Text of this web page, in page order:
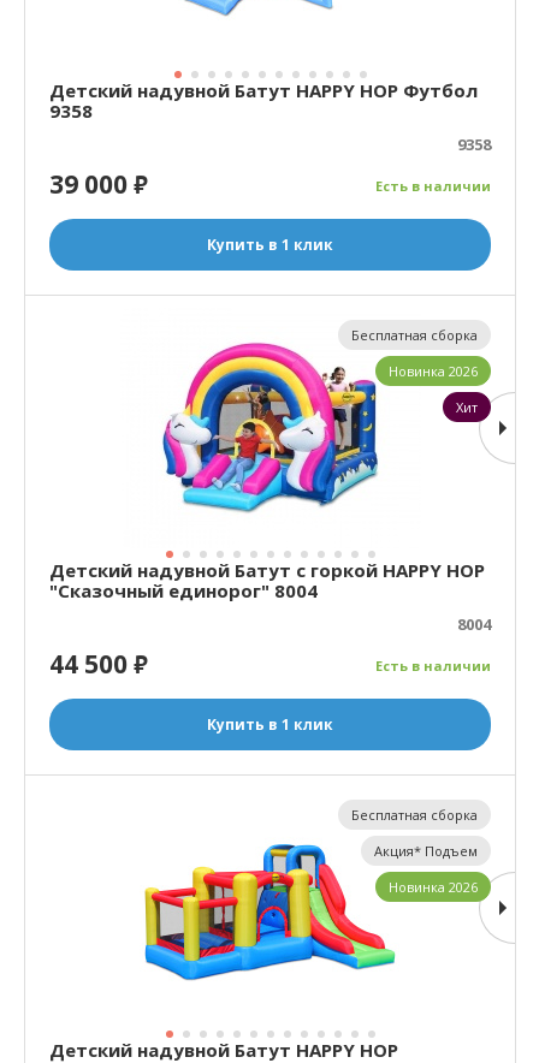
Детский надувной Батут HAPPY HOP Футбол
9358
9358
Есть в наличии
39 000₽
Купить в 1 клик
Детский надувной Батут с горкой HAPPY HOP
"Сказочный единорог" 8004
8004
Есть в наличии
44 500₽
Купить в 1 клик
Бесплатная сборка
Новинка 2026
Хит
Детский надувной Батут HAPPY HOP
Бесплатная сборка
Акция* Подъем
Новинка 2026